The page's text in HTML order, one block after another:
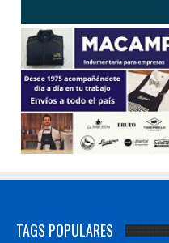
TAGS POPULARES